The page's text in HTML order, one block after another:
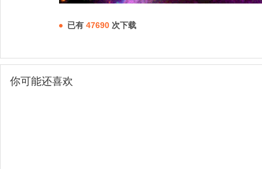
已有 47690 次下载
你可能还喜欢